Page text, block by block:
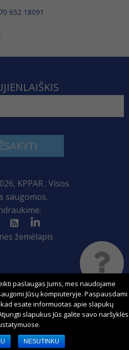
652 18091
KPPAR . Visos
saugomos.
žemėlapis
paslaugas Jums, mes naudojame
Jūsų kompiuteryje. Paspausdami
kad esate informuotas apie slapukų
slapukus Jūs galite savo naršyklės
NESUTINKU